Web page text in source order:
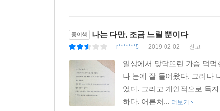
그를 실망시키지 않았으면 좋겠다.
나를, 실망시키지 않았으면 좋겠다.-「나를, 실망
나는, 두려웠던 걸지도 모르겠다.
무언가를 쓰고 싶으면서도, 그래서 라디오 원고
말하게 되는 순간, 모든 것이 들통 나 버릴까봐.
나는 좋은 글을 쓸 수 없는 사람이라는 게, 그러니
종이책 나는 다만, 조금 느릴 뿐이다
r*******5 2019-02-02 신고
일상에서 맞닥뜨린 가슴 먹
나 눈에 잘 들어왔다. 그러나
었다. 그리고 개인적으로 독
하다. 어른처... 더보기